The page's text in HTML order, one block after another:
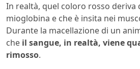
In realtà, quel coloro rosso deriva
mioglobina e che è insita nei
Durante la macellazione di un
che il sangue, in realtà, viene
rimosso.